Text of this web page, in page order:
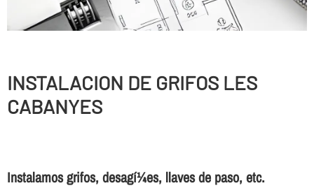
INSTALACION DE GRIFOS LES
CABANYES
Instalamos grifos, desagí¼es, llaves de paso, etc.